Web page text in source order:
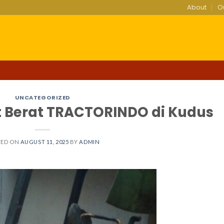
About
UNCATEGORIZED
TRACTORINDO di Kudus
ON AUGUST 11, 2025 BY ADMIN